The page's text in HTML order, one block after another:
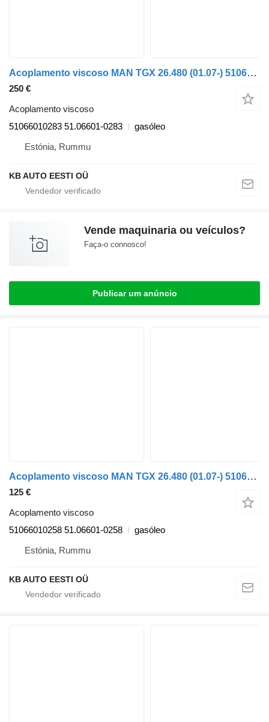
Acoplamento viscoso MAN TGX 26.480 (01.07-) 51066010283 para camião MAN TGL, TGM, TGS, TGX (2005-2021)
250 €
Acoplamento viscoso
51066010283 51.06601-0283
gasóleo
Estónia, Rummu
KB AUTO EESTI OÜ
Vende maquinaria ou veículos?
Faça-o connosco!
Publicar um anúncio
Acoplamento viscoso MAN TGX 26.480 (01.07-) 51066010258 para camião MAN TGL, TGM, TGS, TGX (2005-2021)
125 €
Acoplamento viscoso
51066010258 51.06601-0258
gasóleo
Estónia, Rummu
KB AUTO EESTI OÜ